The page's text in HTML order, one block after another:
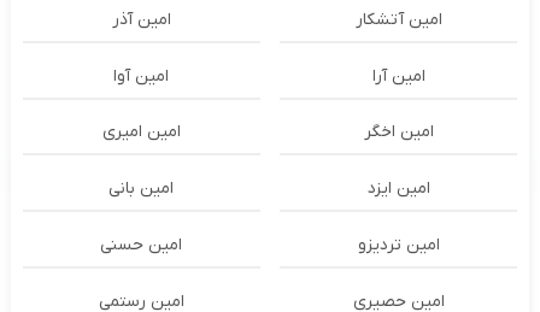
امین آتشکار امین آذر
امین آرا امین آوا
امین اخگر امین امیری
امین ایزد امین بانی
امین تردیزو امین حسنی
امین حصیری امین رستمی